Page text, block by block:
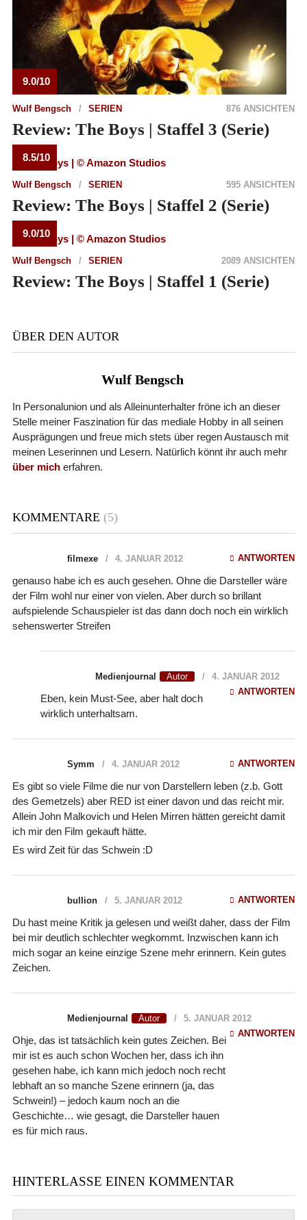
9.0/10
Wulf Bengsch SERIEN 876 ANSICHTEN
Review: The Boys | Staffel 3 (Serie)
8.5/10
Wulf Bengsch SERIEN 595 ANSICHTEN
Review: The Boys | Staffel 2 (Serie)
9.0/10
Wulf Bengsch SERIEN 2089 ANSICHTEN
Review: The Boys | Staffel 1 (Serie)
ÜBER DEN AUTOR
Wulf Bengsch
In Personalunion und als Alleinunterhalter fröne ich an dieser
Stelle meiner Faszination für das mediale Hobby in all seinen
Ausprägungen und freue mich stets über regen Austausch mit
meinen Leserinnen und Lesern. Natürlich könnt ihr auch mehr
über micherfahren.
KOMMENTARE (5)
filmexe 4. JANUAR 2012 ANTWORTEN
genauso habe ich es auch gesehen. Ohne die Darsteller wäre
der Film wohl nur einer von vielen. Aber durch so brillant
aufspielende Schauspieler ist das dann doch noch ein wirklich
sehenswerter Streifen
Medienjournal
4. JANUAR 2012
ANTWORTEN
Eben, kein Must-See, aber halt doch
wirklich unterhaltsam.
Symm 4. JANUAR 2012 ANTWORTEN
Es gibt so viele Filme die nur von Darstellern leben (z.b. Gott
des Gemetzels) aber RED ist einer davon und das reicht mir.
Allein John Malkovich und Helen Mirren hätten gereicht damit
ich mir den Film gekauft hätte.
Es wird Zeit für das Schwein :D
bullion 5. JANUAR 2012 ANTWORTEN
Du hast meine Kritik ja gelesen und weißt daher, dass der Film
bei mir deutlich schlechter wegkommt. Inzwischen kann ich
mich sogar an keine einzige Szene mehr erinnern. Kein gutes
Zeichen.
Medienjournal
5. JANUAR 2012
ANTWORTEN
Ohje, das ist tatsächlich kein gutes Zeichen. Bei
mir ist es auch schon Wochen her, dass ich ihn
gesehen habe, ich kann mich jedoch noch recht
lebhaft an so manche Szene erinnern (ja, das
Schwein!) – jedoch kaum noch an die
Geschichte… wie gesagt, die Darsteller hauen
es für mich raus.
HINTERLASSE EINEN KOMMENTAR